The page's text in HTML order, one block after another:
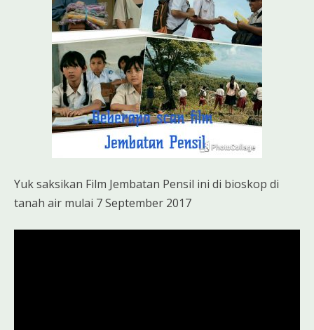
Yuk saksikan Film Jembatan Pensil ini di bioskop di
tanah air mulai 7 September 2017